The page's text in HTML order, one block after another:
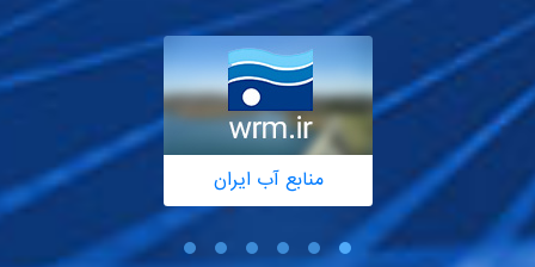
منابع آب ایران